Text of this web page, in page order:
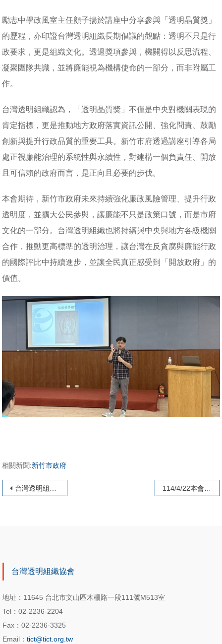
勵志中學政風室主任顏子揚於講座中分享參與「透明晶質獎」
的歷程，亦印證台灣透明組織長期倡議的觀點：透明不只是行
政要求，更是組織文化。透過獎項參與，機關得以反思流程、
凝聚團隊共識，並將廉能視為機構使命的一部分，而非附屬工
作。
台灣透明組織認為，「透明晶質獎」不僅是中央對機關表現的
肯定指標，更是推動地方政府落實資訊公開、強化問責、鼓勵
創新與提升行政品質的重要工具。新竹市府透過講座引導各局
處正視廉能治理的系統性與永續性，對建構一個負責任、開放
且可信賴的政府而言，是正向且必要的步伐。
本會期待，新竹市政府未來持續強化廉政風險管理、提升行政
透明度，並擴大公民參與，讓廉能不只是政策口號，而是市府
文化的一部分。台灣透明組織也將持續與中央與地方各級機關
合作，推動更高標準的透明治理，讓台灣在反貪腐與廉能行政
的國際評比中持續進步，並讓全民真正感受到「開放政府」的
價值。
相關新聞:新竹市政府
文章導覽
台灣透明組織公布2024年世界各國「清廉印象指數」我國清廉度得分67分，全球第25
台灣透明組織協會
地址：11645 台北市文山區木柵路一段111號M513室
Tel：02-2236-2204
Fax：02-2236-3325
Email： tict@tict.org.tw